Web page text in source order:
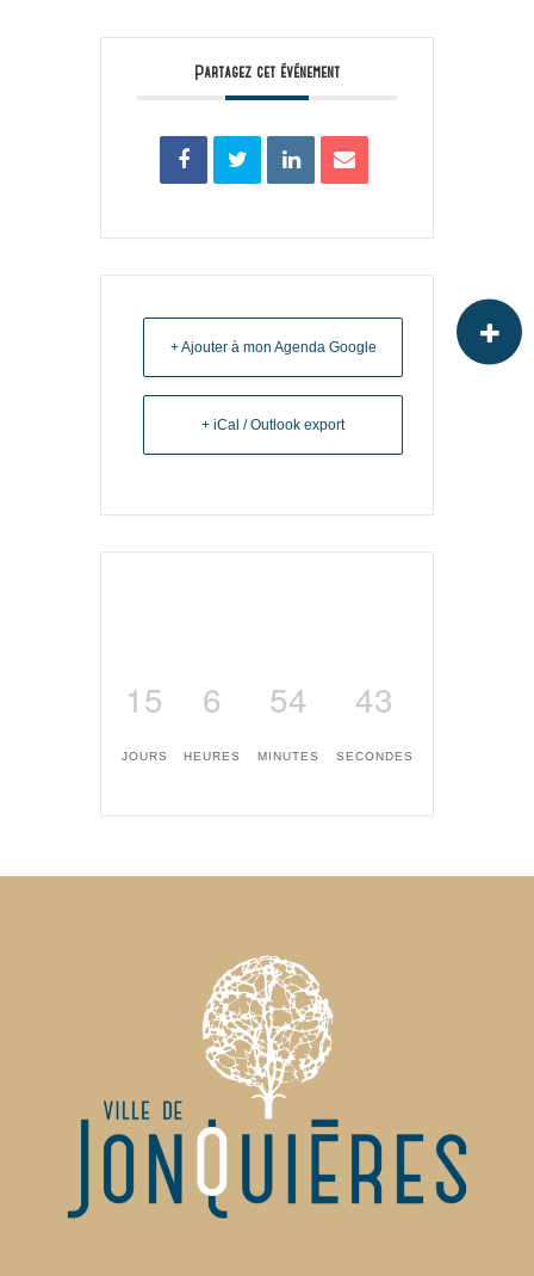
Partagez cet événement
+ Ajouter à mon Agenda Google
+ iCal / Outlook export
15
JOURS
6
HEURES
54
MINUTES
43
SECONDES